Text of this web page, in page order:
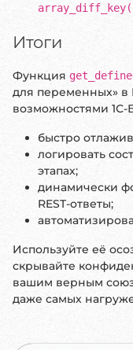
Итоги
Функция
для переменных» в
возможностями 1С-
быстро
логировать
этапах;
динамически
REST-ответы;
Используйте её
скрывайте
вашим верным
даже самых